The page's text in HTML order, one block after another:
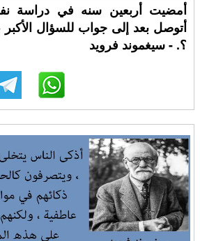
أمضيت أربعين سنه في دراسة
أتوصل بعد إلى جواب للسؤال الأكبر
؟. - سيغموند فرويد